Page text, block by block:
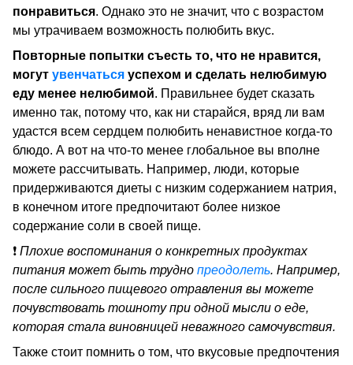
понравиться. Однако это не значит, что с возрастом
мы утрачиваем возможность полюбить вкус.
Повторные попытки съесть то, что не нравится,
могут увенчаться успехом и сделать нелюбимую
еду менее нелюбимой. Правильнее будет сказать
именно так, потому что, как ни старайся, вряд ли вам
удастся всем сердцем полюбить ненавистное когда-то
блюдо. А вот на что-то менее глобальное вы вполне
можете рассчитывать. Например, люди, которые
придерживаются диеты с низким содержанием натрия,
в конечном итоге предпочитают более низкое
содержание соли в своей пище.
❗️ Плохие воспоминания о конкретных продуктах
питания может быть трудно преодолеть. Например,
после сильного пищевого отравления вы можете
почувствовать тошноту при одной мысли о еде,
которая стала виновницей неважного самочувствия.
Также стоит помнить о том, что вкусовые предпочтения